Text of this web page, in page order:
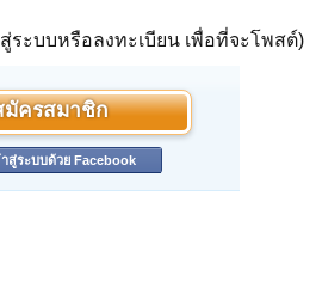
ระบบหรือลงทะเบียน เพื่อที่จะโพสต์)
มัครสมาชิก
าสู่ระบบด้วย Facebook